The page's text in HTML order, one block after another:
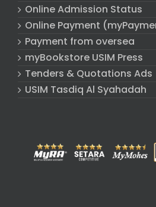
Online Admission Status
Online Payment
Payment from oversea
myBookstore USIM Press
Tenders & Quotations Ads
USIM Tasdiq Al Syahadah